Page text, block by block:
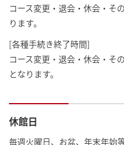
コース変更・退会・休会・そ
ります。
[各種手続き終了時間]
コース変更・退会・休会・そ
となります。
休館日
毎週火曜日、お盆、年末年始